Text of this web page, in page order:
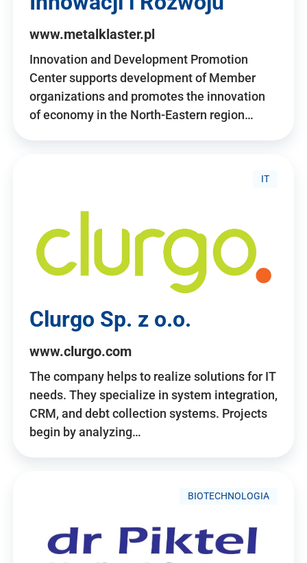
www.metalklaster.pl
Innovation and Development Promotion
Center supports development of Member
organizations and promotes the innovation
of economy in the North-Eastern region…
IT
Clurgo Sp. z o.o.
www.clurgo.com
The company helps to realize solutions for IT
needs. They specialize in system integration,
CRM, and debt collection systems. Projects
begin by analyzing…
BIOTECHNOLOGIA